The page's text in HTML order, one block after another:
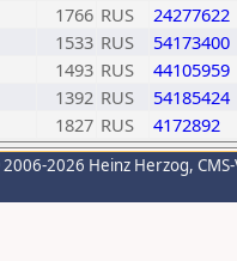
1766 RUS
24277622
1533 RUS
54173400
1493 RUS
44105959
1392 RUS
54185424
1827 RUS 4172892
2026 Heinz Herzog,